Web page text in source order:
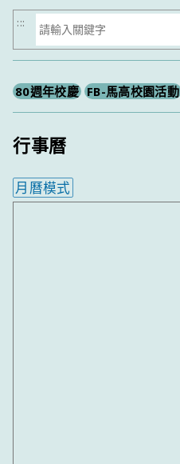
搜
尋
:::
80週年校慶 FB-馬高校園活動
行事曆
月曆模式